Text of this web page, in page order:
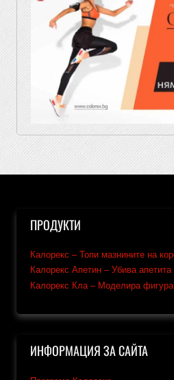
ПРОДУКТИ
Калорекс – Топи мазнините на
Калорекс Апетин – Убива апетита
Калорекс Кла – Моделира
ИНФОРМАЦИЯ ЗА САЙТА